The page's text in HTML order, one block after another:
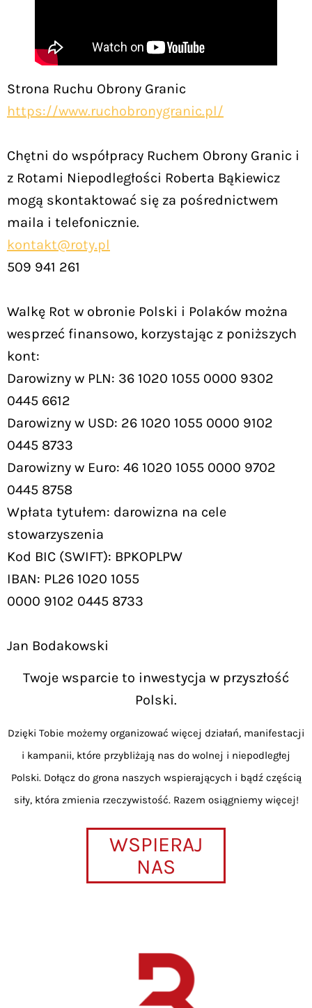
Strona Ruchu Obrony Granic
https://www.ruchobronygranic.pl/
Chętni do współpracy Ruchem Obrony Granic i
z Rotami Niepodległości Roberta Bąkiewicz
mogą skontaktować się za pośrednictwem
maila i telefonicznie.
kontakt@roty.pl
509 941 261
Walkę Rot w obronie Polski i Polaków można
wesprzeć finansowo, korzystając z poniższych
kont:
Darowizny w PLN: 36 1020 1055 0000 9302
0445 6612
Darowizny w USD: 26 1020 1055 0000 9102
0445 8733
Darowizny w Euro: 46 1020 1055 0000 9702
0445 8758
Wpłata tytułem: darowizna na cele
stowarzyszenia
Kod BIC (SWIFT): BPKOPLPW
IBAN: PL26 1020 1055
0000 9102 0445 8733
Jan Bodakowski
Twoje wsparcie to inwestycja w przyszłość
Polski.
Dzięki Tobie możemy organizować więcej działań, manifestacji
i kampanii, które przybliżają nas do wolnej i niepodległej
Polski. Dołącz do grona naszych wspierających i bądź częścią
siły, która zmienia rzeczywistość. Razem osiągniemy więcej!
WSPIERAJ
NAS